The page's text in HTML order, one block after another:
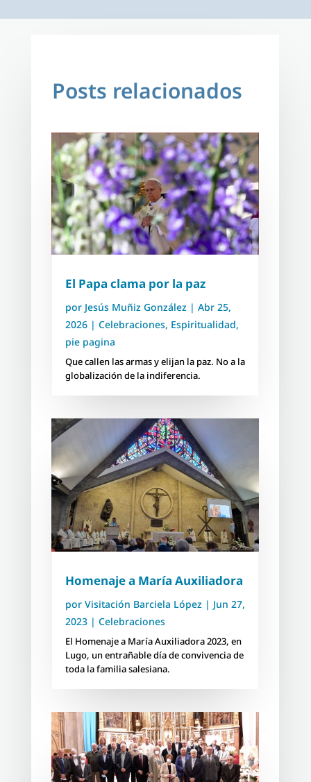
Posts relacionados
El Papa clama por la paz
por Jesús Muñiz González| Abr 25,
2026| Celebraciones, Espiritualidad,
pie pagina
Que callen las armas y elijan la paz. No a la
globalización de la indiferencia.
Homenaje a María Auxiliadora
por Visitación Barciela López | Jun 27,
2023| Celebraciones
El Homenaje a María Auxiliadora 2023, en
Lugo, un entrañable día de convivencia de
toda la familia salesiana.